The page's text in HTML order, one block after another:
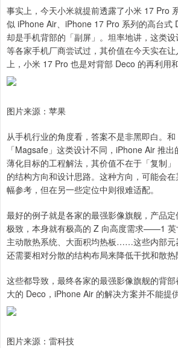
事实上，今天小米就提前透露了小米 17 Pro
似 iPhone Air、iPhone 17 Pro 系列的高台式
却是手机背部的「副屏」。坦率地讲，这类设
等各家手机厂商尝试过，其价值在今天实在
上，小米 17 Pro 也是对背部 Deco 的再利用和
图片来源：苹果
从手机行业的角度看，答案不是非黑即白。和
「Magsafe」这类设计不同，iPhone Air 推
薄化目标的工程解法，其价值不在于「复制
的结构方向和设计思路。这种方向，可能会
幅参考，但在另一些定位中则很难适配。
最好的例子就是各家的最强影像旗舰，产品
极致，本身就有极高的 Z 向高度需求——1 英
主动散热系统、大面积均热板……这些内部元
还需要相对分散的结构布局来降低干扰和散热
这些都导致，最终各家的最强影像旗舰的背
大的 Deco，iPhone Air 的解决方案并不能提
图片来源：雷科技